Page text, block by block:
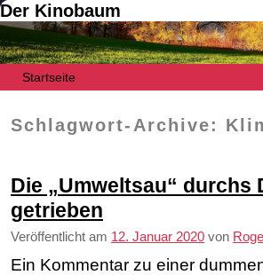
Der Kinobaum
Startseite
Schlagwort-Archive:
Die „Umweltsau“ durchs
getrieben
Veröffentlicht am 12. Januar 2020 von
Ein Kommentar zu einer